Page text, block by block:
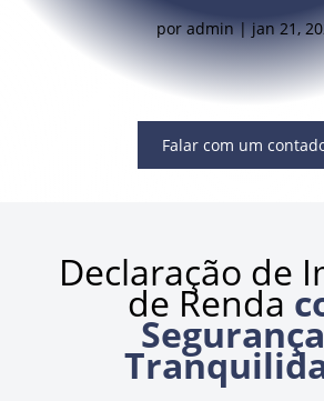
poradmin|jan 21,
Falar com um
Declaração de
de Renda